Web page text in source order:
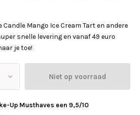
Candle Mango Ice Cream Tart en andere
snelle levering en vanaf 49 euro
je toe!
Niet op voorraad
Up Musthaves een 9,5/10